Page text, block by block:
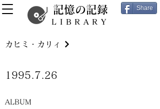
記憶の記録
LIBRARY
Share
カヒミ・カリィ
1995.7.26
ALBUM